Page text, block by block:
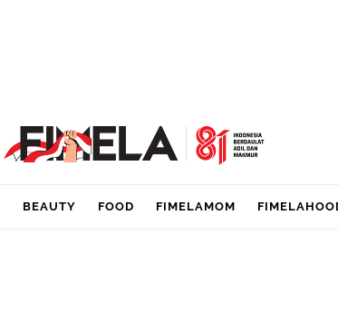
BEAUTY FOOD FIMELAMOM